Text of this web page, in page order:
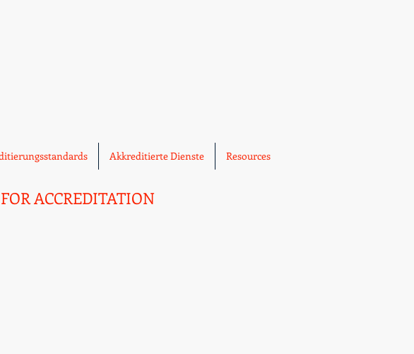
ACCREDITATION
Akkreditierte Dienste Resources